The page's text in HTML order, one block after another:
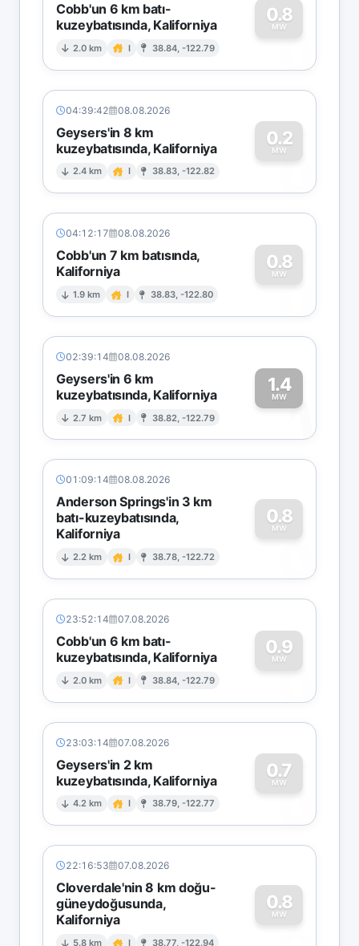
Cobb'un 6 km batı-
kuzeybatısında, Kaliforniya
2.0 km I 38.84, -122.79
0.8
MW
0
04:39:42 08.08.2026
Geysers'in 8 km
kuzeybatısında, Kaliforniya
2.4 km I 38.83, -122.82
0.2
MW
0
04:12:17 08.08.2026
Cobb'un 7 km batısında,
Kaliforniya
1.9 km I 38.83, -122.80
0.8
MW
0
02:39:14 08.08.2026
Geysers'in 6 km
kuzeybatısında, Kaliforniya
2.7 km I 38.82, -122.79
1.4
MW1
01:09:14 08.08.2026
Anderson Springs'in 3 km
batı-kuzeybatısında,
Kaliforniya
2.2 km I 38.78, -122.72
0.8
MW
0
23:52:14 07.08.2026
Cobb'un 6 km batı-
kuzeybatısında, Kaliforniya
2.0 km I 38.84, -122.79
0.9
MW
0
23:03:14 07.08.2026
Geysers'in 2 km
kuzeybatısında, Kaliforniya
4.2 km I 38.79, -122.77
0.7
MW
0
22:16:53 07.08.2026
Cloverdale'nin 8 km doğu-
güneydoğusunda,
Kaliforniya
5.8 km I 38.77, -122.94
0.8
MW